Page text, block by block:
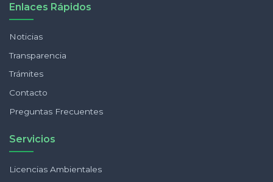
Enlaces Rápidos
Noticias
Transparencia
Trámites
Contacto
Preguntas Frecuentes
Servicios
Licencias Ambientales